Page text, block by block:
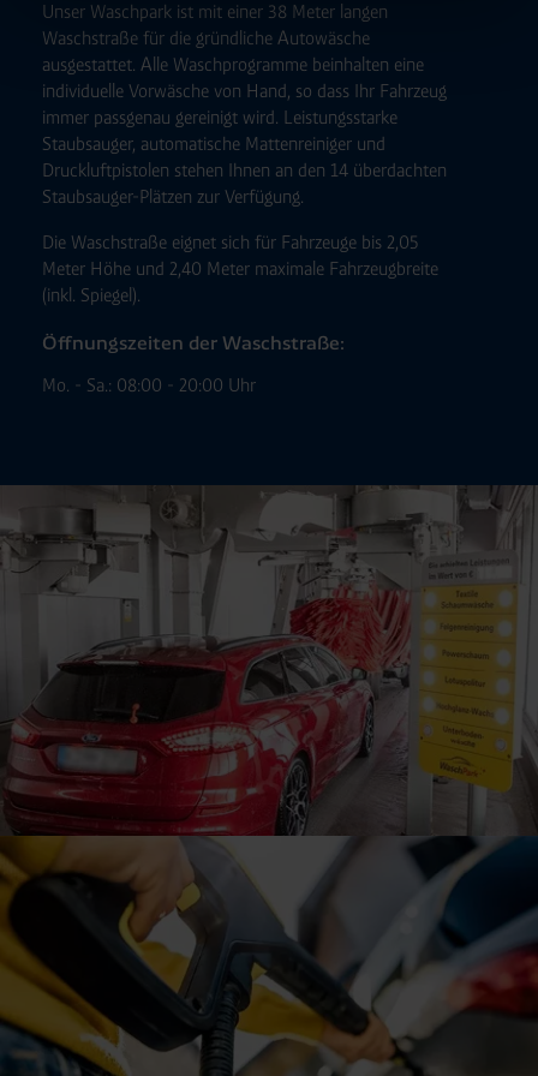
Management-System nutzen. Ihre Entscheidung wird
domainübergreifend erkannt und respektiert, damit Sie
nicht auf jeder Plattform erneut zustimmen müssen.
Betroffene Online-Dienste:westfalen.com,
hub.westfalen.com
Rechtsgrundlage:
Art. 6 Abs. 1 lit. a DSGVO i. V. m. § 25 Abs. 1 TDDDG
§ 25 Abs. 1 TDDDG (für technisch notwendige
Cookies).
an unsere Auftragsverarbeiter (z. B. für Webanalyse,
erfolgt, stellen wir geeignete Garantien gemäß Art. 46
DSGVO sicher (z. B. EU-Standardvertragsklauseln).
Speicherdauer:
Cookies werden je nach Zweck
unterschiedlich lange gespeichert. Die maximale
Speicherdauer beträgt 400 Tage, sofern nicht gesetzlich
anders vorgeschrieben oder technisch erforderlich.
Verantwortlicher:
Westfalen AG & Co. KG, Industrieweg
43, 48155 Münster E-Mail: datenschutz@westfalen.com
Unser Waschpark ist mit einer 38 Meter langen
Waschstraße für die gründliche Autowäsche
ausgestattet. Alle Waschprogramme beinhalten eine
individuelle Vorwäsche von Hand, so dass Ihr Fahrzeug
immer passgenau gereinigt wird. Leistungsstarke
Staubsauger, automatische Mattenreiniger und
Druckluftpistolen stehen Ihnen an den 14 überdachten
Staubsauger-Plätzen zur Verfügung.
Die Waschstraße eignet sich für Fahrzeuge bis 2,05
Meter Höhe und 2,40 Meter maximale Fahrzeugbreite
(inkl. Spiegel).
Öffnungszeiten der Waschstraße:
Mo. - Sa.: 08:00 - 20:00 Uhr